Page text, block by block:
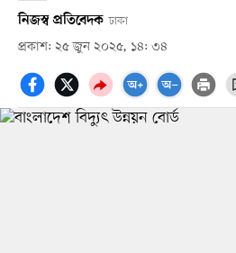
নিজস্ব প্রতিবেদক ঢাকা
প্রকাশ: ২৫ জুন ২০২৫, ১৪: ৩৪